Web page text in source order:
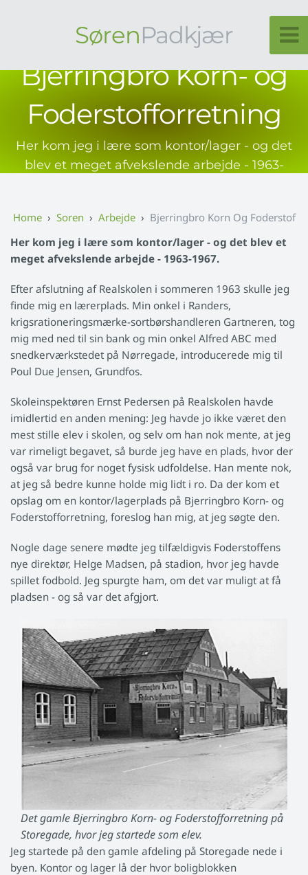
SørenPadkjær
Bjerringbro Korn- og
Foderstofforretning
Her kom jeg i lære som kontor/lager - og det
blev et meget afvekslende arbejde - 1963-
Soren Arbejde
Bjerringbro Korn Og Foderstof
Her kom jeg i lære som kontor/lager - og det blev et
meget afvekslende arbejde - 1963-1967.
Efter afslutning af Realskolen i sommeren 1963 skulle jeg
finde mig en lærerplads. Min onkel i Randers,
krigsrationeringsmærke-sortbørshandleren Gartneren, tog
mig med ned til sin bank og min onkel Alfred ABC med
snedkerværkstedet på Nørregade, introducerede mig til
Poul Due Jensen, Grundfos.
Skoleinspektøren Ernst Pedersen på Realskolen havde
imidlertid en anden mening: Jeg havde jo ikke været den
mest stille elev i skolen, og selv om han nok mente, at jeg
var rimeligt begavet, så burde jeg have en plads, hvor der
også var brug for noget fysisk udfoldelse. Han mente nok,
at jeg så bedre kunne holde mig lidt i ro. Da der kom et
opslag om en kontor/lagerplads på Bjerringbro Korn- og
Foderstofforretning, foreslog han mig, at jeg søgte den.
Nogle dage senere mødte jeg tilfældigvis Foderstoffens
nye direktør, Helge Madsen, på stadion, hvor jeg havde
spillet fodbold. Jeg spurgte ham, om det var muligt at få
pladsen - og så var det afgjort.
Det gamle Bjerringbro Korn- og Foderstofforretning på
Storegade, hvor jeg startede som elev.
Jeg startede på den gamle afdeling på Storegade nede i
byen. Kontor og lager lå der hvor boligblokken